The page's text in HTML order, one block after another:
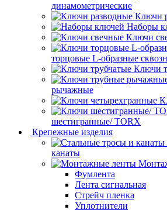
динамометрические
Ключи
Наборы
Ключи
торцовые L-образные
Ключи
рычажные
шестигранные/ TORX
Крепежные изделия
канаты
Фумлента
Лента сигнальная
Стрейч пленка
Уплотнители